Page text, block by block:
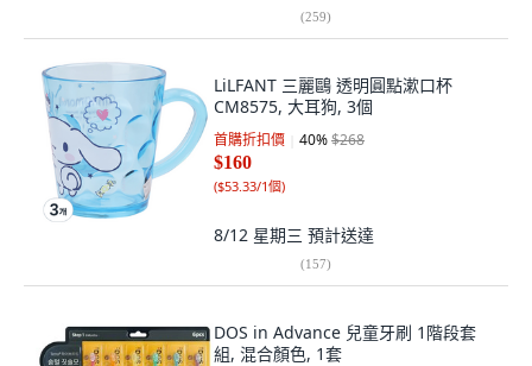
(259)
LiLFANT 三麗鷗 透明圓點漱口杯
CM8575, 大耳狗, 3個
首購折扣價 40%$268
$160
($53.33/1個)
8/12 星期三 預計送達
(157)
DOS in Advance 兒童牙刷 1階段套
組, 混合顏色, 1套